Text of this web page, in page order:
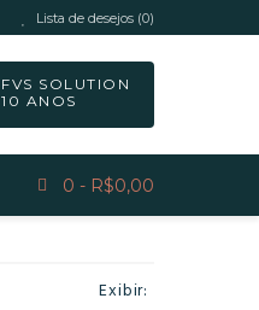
Lista de desejos (0)
FVS SOLUTION
10 ANOS
0 - R$0,00
Exibir: